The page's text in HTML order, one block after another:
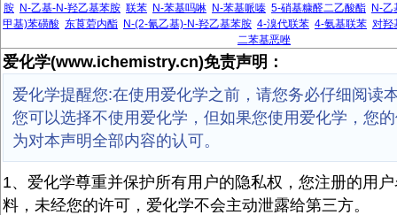
胺 N-乙基-N-羟乙基苯胺 联苯 N-苯基吗啉 N-苯基哌嗪 5-硝基糠醛二乙酸酯 N-乙
甲基)苯磺酸 东莨菪内酯 N-(2-氰乙基)-N-羟乙基苯胺 4-溴代联苯 4-氨基联苯 对羟
二苯基恶唑
爱化学(www.ichemistry.cn)免责声明：
爱化学提醒您:在使用爱化学之前，请您务必仔细阅读
您可以选择不使用爱化学，但如果您使用爱化学，您
为对本声明全部内容的认可。
1、爱化学尊重并保护所有用户的隐私权，您注册的用
料，未经您的许可，爱化学不会主动泄露给第三方。